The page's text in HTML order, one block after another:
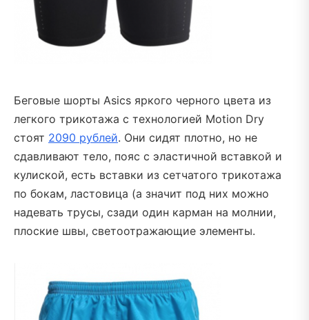
Беговые шорты Asics яркого черного цвета из
легкого трикотажа с технологией Motion Dry
стоят 2090 рублей. Они сидят плотно, но не
сдавливают тело, пояс с эластичной вставкой и
кулиской, есть вставки из сетчатого трикотажа
по бокам, ластовица (а значит под них можно
надевать трусы, сзади один карман на молнии,
плоские швы, светоотражающие элементы.